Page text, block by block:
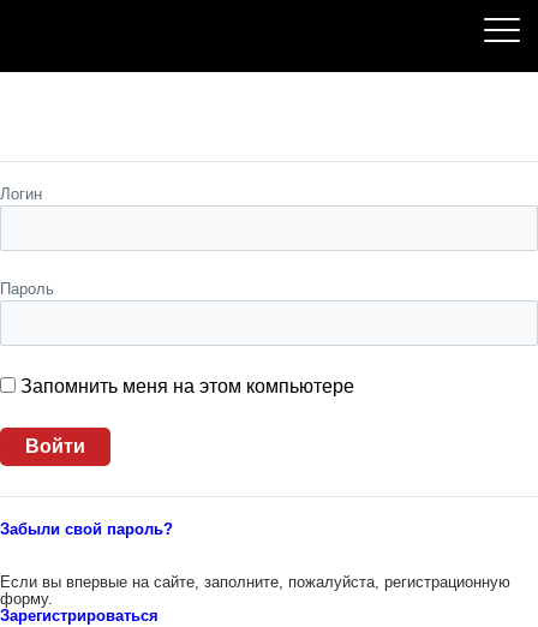
Логин
Пароль
Запомнить меня на этом компьютере
Забыли свой пароль?
Если вы впервые на сайте, заполните, пожалуйста, регистрационную
форму.
Зарегистрироваться